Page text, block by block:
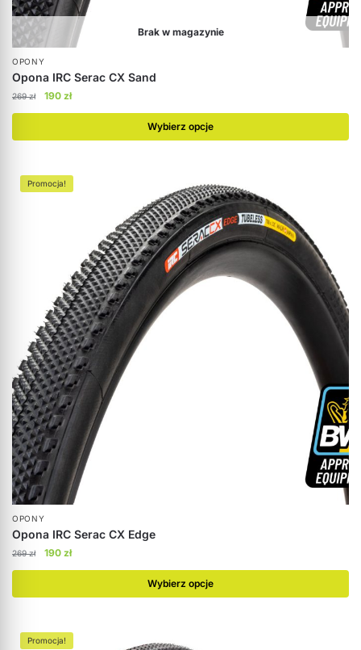
Brak w magazynie
OPONY
Opona IRC Serac CX Sand
269zł 190 zł
Wybierz opcje
Promocja!
OPONY
Opona IRC Serac CX Edge
269zł 190 zł
Wybierz opcje
Promocja!